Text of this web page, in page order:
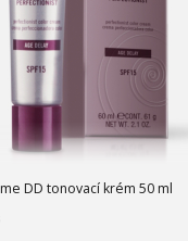
DD tonovací krém 50 ml